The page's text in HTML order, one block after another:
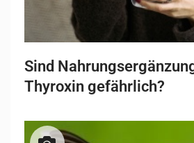
Sind
Thyroxin gefährlich?